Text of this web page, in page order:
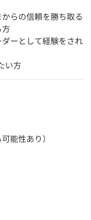
らの信頼を勝ち取る
ーとして経験をされ
い方
能性あり）